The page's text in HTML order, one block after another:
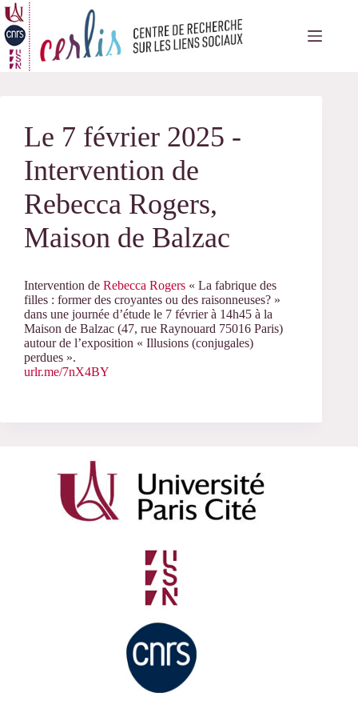
Passer
au
contenu
Le 7 février 2025 -
Intervention de
Rebecca Rogers,
Maison de Balzac
Intervention de Rebecca Rogers « La fabrique des
filles : former des croyantes ou des raisonneuses? »
dans une journée d’étude le 7 février à 14h45 à la
Maison de Balzac (47, rue Raynouard 75016 Paris)
autour de l’exposition « Illusions (conjugales)
perdues ».
urlr.me/7nX4BY